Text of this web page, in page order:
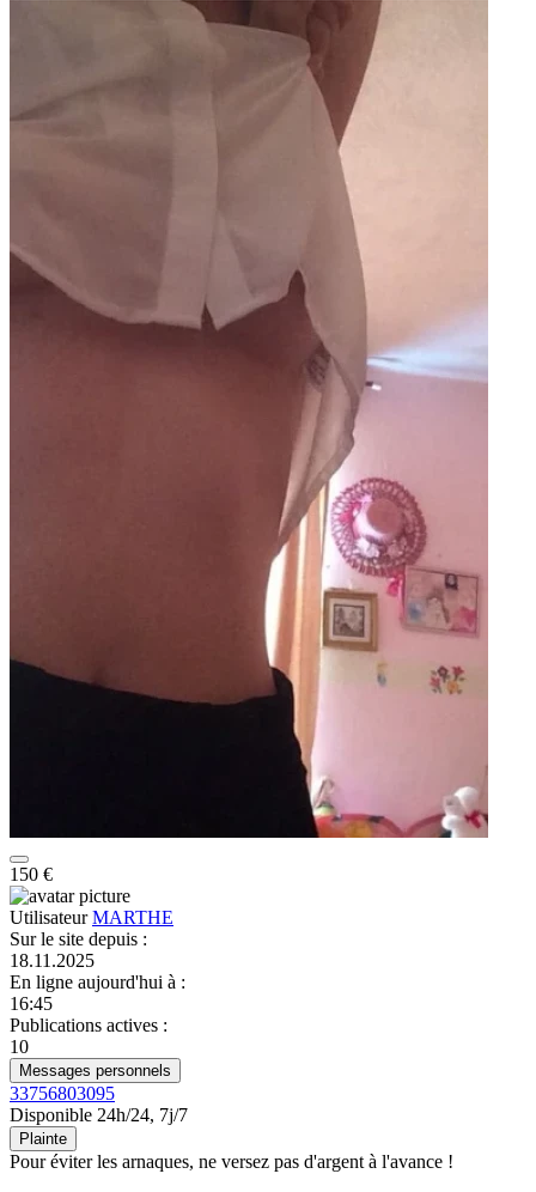
150 €
UtilisateurMARTHE
Sur le site depuis :
18.11.2025
En ligne aujourd'hui à :
16:45
Publications actives :
10
Messages personnels
33756803095
Disponible 24h/24, 7j/7
Plainte
Pour éviter les arnaques, ne versez pas d'argent à l'avance !